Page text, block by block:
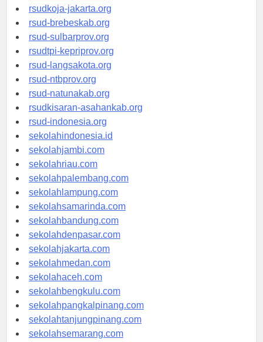
rsud-cilacapkab.org
rsudkoja-jakarta.org
rsud-brebeskab.org
rsud-sulbarprov.org
rsudtpi-kepriprov.org
rsud-langsakota.org
rsud-ntbprov.org
rsud-natunakab.org
rsudkisaran-asahankab.org
rsud-indonesia.org
sekolahindonesia.id
sekolahjambi.com
sekolahriau.com
sekolahpalembang.com
sekolahlampung.com
sekolahsamarinda.com
sekolahbandung.com
sekolahdenpasar.com
sekolahjakarta.com
sekolahmedan.com
sekolahaceh.com
sekolahbengkulu.com
sekolahpangkalpinang.com
sekolahtanjungpinang.com